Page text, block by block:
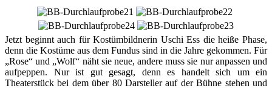
Jetzt beginnt auch für Kostümbildnerin Uschi Ess die heiße Phase,
denn die Kostüme aus dem Fundus sind in die Jahre gekommen. Für
„Rose“ und „Wolf“ näht sie neue, andere muss sie nur anpassen und
aufpeppen. Nur ist gut gesagt, denn es handelt sich um ein
Theaterstück bei dem über 80 Darsteller auf der Bühne stehen und